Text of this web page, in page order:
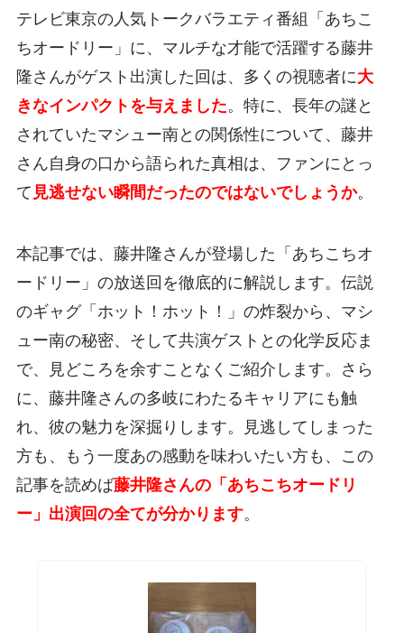
テレビ東京の人気トークバラエティ番組「あちこ
ちオードリー」に、マルチな才能で活躍する藤井
隆さんがゲスト出演した回は、多くの視聴者に大
きなインパクトを与えました。特に、長年の謎と
されていたマシュー南との関係性について、藤井
さん自身の口から語られた真相は、ファンにとっ
て 見逃せない瞬間だったのではないでしょうか。
本記事では、藤井隆さんが登場した「あちこちオ
ードリー」の放送回を徹底的に解説します。伝説
のギャグ「ホット！ホット！」の炸裂から、マシ
ュー南の秘密、そして共演ゲストとの化学反応ま
で、見どころを余すことなくご紹介します。さら
に、藤井隆さんの多岐にわたるキャリアにも触
れ、彼の魅力を深掘りします。見逃してしまった
方も、もう一度あの感動を味わいたい方も、この
記事を読めば藤井隆さんの「あちこちオードリ
ー」出演回の全てが分かります。